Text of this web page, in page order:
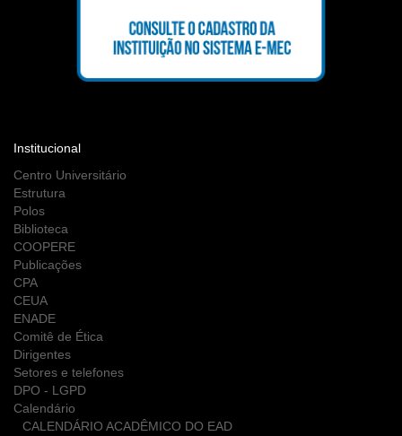
Institucional
Centro Universitário
Estrutura
Polos
Biblioteca
COOPERE
Publicações
CPA
CEUA
ENADE
Comitê de Ética
Dirigentes
Setores e telefones
DPO - LGPD
Calendário
CALENDÁRIO ACADÊMICO DO EAD